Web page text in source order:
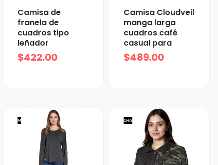
Camisa de
franela de
cuadros tipo
leñador
$422.00
Camisa Cloudveil
manga larga
cuadros café
casual para
$489.00
M CH/S